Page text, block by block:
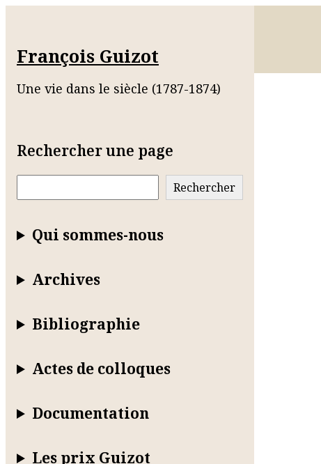
François Guizot
Une vie dans le siècle (1787-1874)
Rechercher une page
Rechercher
Qui sommes-nous
Archives
Bibliographie
Actes de colloques
Documentation
Les prix Guizot